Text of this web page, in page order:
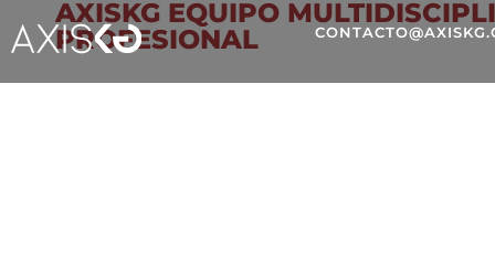
AXISKG EQUIPO
PROFESIONAL